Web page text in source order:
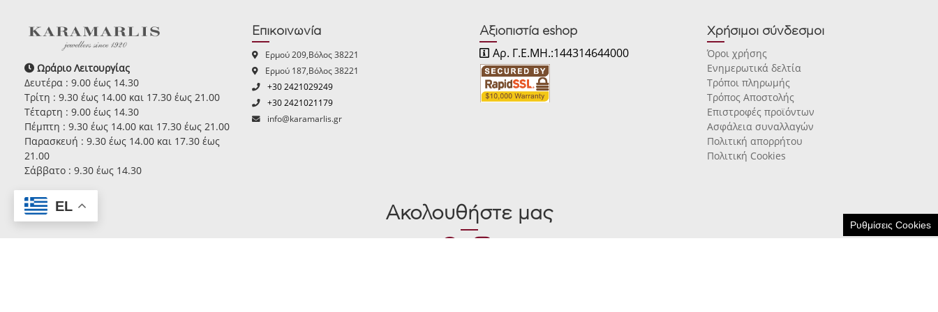
EL
Ρυθμίσεις Cookies
Ωράριο Λειτουργίας
Δευτέρα : 9.00 έως 14.30
Τρίτη : 9.30 έως 14.00 και 17.30 έως 21.00
Τέταρτη : 9.00 έως 14.30
Πέμπτη : 9.30 έως 14.00 και 17.30 έως 21.00
Παρασκευή : 9.30 έως 14.00 και 17.30 έως
21.00
Σάββατο : 9.30 έως 14.30
Επικοινωνία
Ερμού 209,Βόλος 38221
Ερμού 187,Βόλος 38221
+30 2421029249
+30 2421021179
info@karamarlis.gr
Αξιοπιστία eshop
Αρ. Γ.Ε.ΜΗ.:144314644000
Χρήσιμοι σύνδεσμοι
Όροι χρήσης
Ενημερωτικά δελτία
Τρόποι πληρωμής
Τρόπος Αποστολής
Επιστροφές προϊόντων
Ασφάλεια συναλλαγών
Πολιτική απορρήτου
Πολιτική Cookies
Ακολουθήστε μας